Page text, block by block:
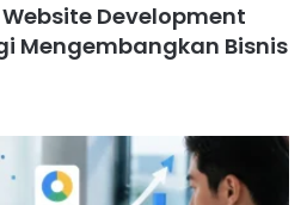
Development
Mengembangkan Bisnis